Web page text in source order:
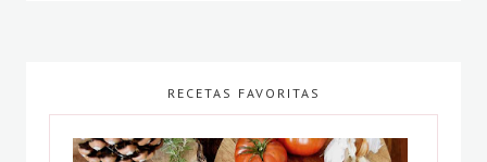
RECETAS FAVORITAS